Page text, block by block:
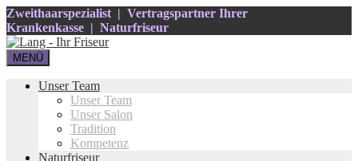
Zweithaarspezialist | Vertragspartner Ihrer
Krankenkasse | Naturfriseur
MENÜ
Unser Team
Unser Team
Unser Salon
Tradition
Kompetenz
Naturfriseur